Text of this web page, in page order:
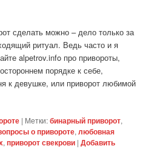
сделать можно – дело только за
ритуал. Ведь часто и я
alpetrov.info про привороты,
порядке к себе,
к девушке, или приворот любимой
| Метки:бинарный приворот,
о привороте,любовная
,приворот свекрови |Добавить